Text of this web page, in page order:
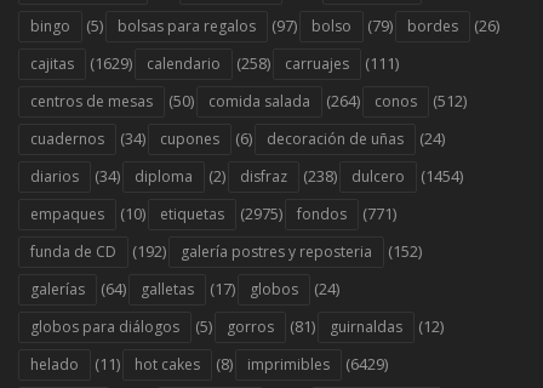
bingo (5) bolsas para regalos (97) bolso (79) bordes (26)
cajitas (1629) calendario (258) carruajes (111)
centros de mesas (50) comida salada (264) conos (512)
cuadernos (34) cupones (6) decoración de uñas (24)
diarios (34) diploma (2) disfraz (238) dulcero (1454)
empaques (10) etiquetas (2975) fondos (771)
funda de CD (192) galería postres y reposteria (152)
galerías (64) galletas (17) globos (24)
globos para diálogos (5) gorros (81) guirnaldas (12)
helado (11) hot cakes (8) imprimibles (6429)